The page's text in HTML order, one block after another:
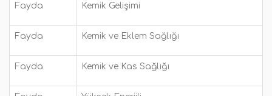
Fayda Kemik Gelişimi
Fayda Kemik ve Eklem Sağlığı
Fayda Kemik ve Kas Sağlığı